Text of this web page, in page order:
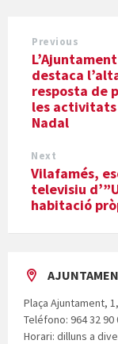
Previous
L’Ajuntament
destaca
resposta de
les
Nadal
Next
Vilafamés,
televisiu
habitació
Plaça Ajuntament,
Teléfono: 964 32 90
Horari: dilluns a